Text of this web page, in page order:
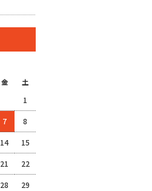
金 土
1
7 8
14 15
21 22
28 29